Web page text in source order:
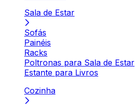
Sala de Estar
Sofás
Painéis
Racks
Poltronas para Sala de Estar
Estante para Livros
Cozinha